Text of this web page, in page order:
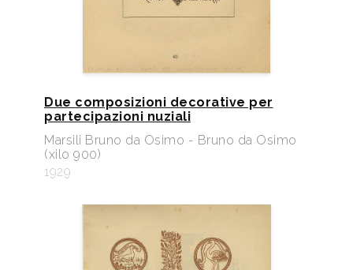
Due composizioni decorative per
partecipazioni nuziali
Marsili Bruno da Osimo - Bruno da Osimo
(xilo 900)
1929